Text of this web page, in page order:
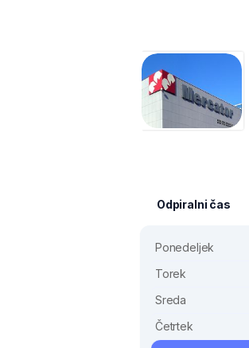
Odpiralni čas
Ponedeljek
Torek
Sreda
Četrtek